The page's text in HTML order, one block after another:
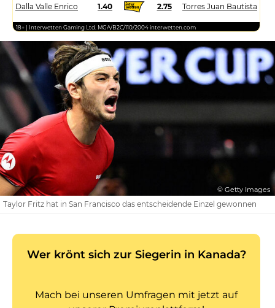
Dalla Valle Enrico 1.40 2.75 Torres Juan Bautista
18+ | Interwetten Gaming Ltd. MGA/B2C/110/2004 interwetten.com
© Getty Images
Taylor Fritz hat in San Francisco das entscheidende Einzel gewonnen